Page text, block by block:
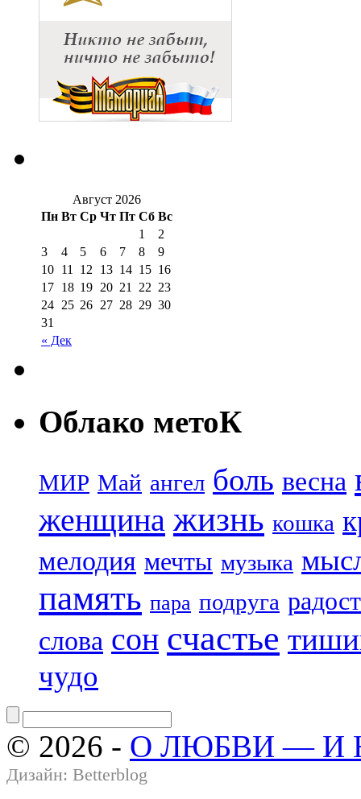
Август 2026
Пн Вт Ср Чт Пт Сб Вс
« Дек
1
2
3
4 5 6 7 8
9
10 11 12 13 14 15 16
17 18 19 20 21 22 23
24 25 26 27 28 29 30
31
Облако метоК
МИР Май ангел боль весна
женщина жизнь кошка
мелодия мечты музыка
память пара подруга
слова сон счастье
чудо
© 2026 - О ЛЮБВИ — И
Дизайн: Betterblog